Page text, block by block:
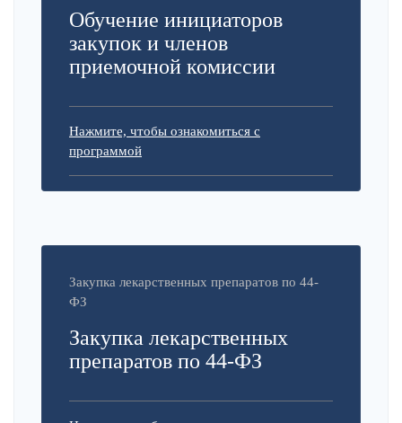
Обучение инициаторов
закупок и членов
приемочной комиссии
Нажмите, чтобы ознакомиться с
программой
Закупка лекарственных препаратов по 44-
ФЗ
Закупка лекарственных
препаратов по 44-ФЗ